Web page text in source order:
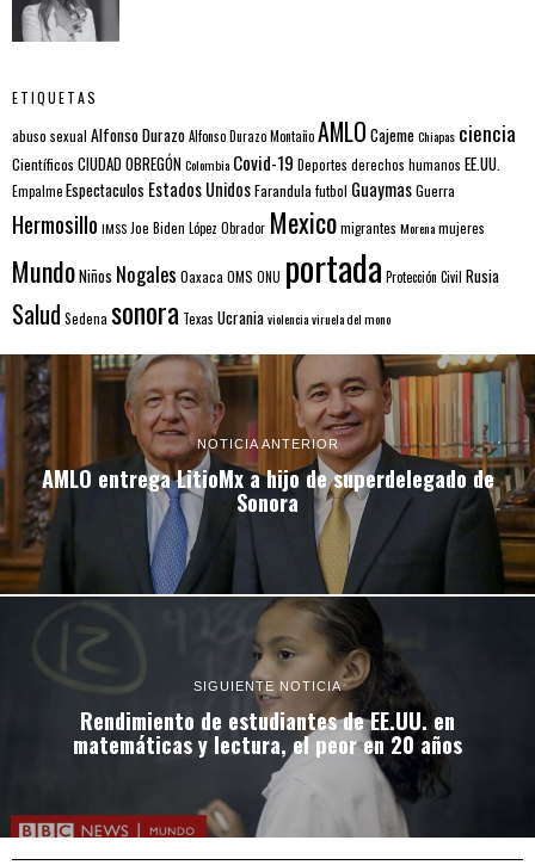
ETIQUETAS
abuso sexual Alfonso DurazoAlfonso Durazo MontañoAMLO CajemeChiapas ciencia
Científicos CIUDAD OBREGÓNColombia Covid-19 Deportes derechos humanos EE.UU.
EmpalmeEspectaculos Estados UnidosFarandula futbol GuaymasGuerra
Hermosillo IMSS Joe Biden López Obrador Mexicomigrantes Morenamujeres
MundoNiños Nogales Oaxaca OMS ONU portada Protección Civil Rusia
Salud Sedena sonora Texas Ucraniaviolenciaviruela del mono
NOTICIA ANTERIOR
AMLO entrega LitioMx a hijo de superdelegado de
Sonora
SIGUIENTE NOTICIA
Rendimiento de estudiantes de EE.UU. en
matemáticas y lectura, el peor en 20 años